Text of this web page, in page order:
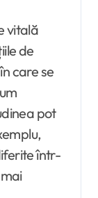
vitală
de
care se
pot
într-